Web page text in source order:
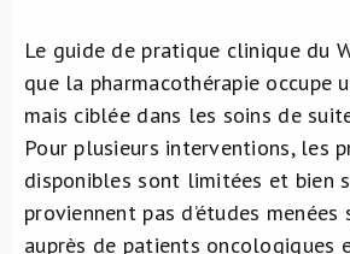
Le guide de pratique clinique du
que la pharmacothérapie occupe
mais ciblée dans les soins de
Pour plusieurs interventions, les
disponibles sont limitées et bien
proviennent pas d’études
auprès de patients oncologiques